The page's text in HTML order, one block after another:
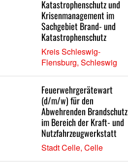
Katastrophenschutz und
Krisenmanagement im
Sachgebiet Brand- und
Katastrophenschutz
Kreis Schleswig-
Flensburg, Schleswig
Feuerwehrgerätewart
(d/m/w) für den
Abwehrenden Brandschutz
im Bereich der Kraft- und
Nutzfahrzeugwerkstatt
Stadt Celle, Celle